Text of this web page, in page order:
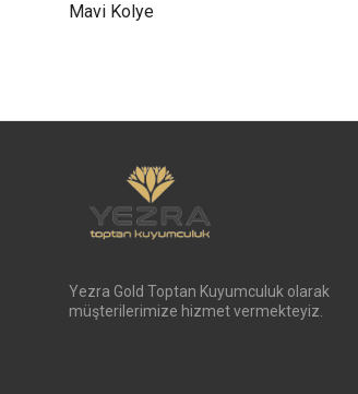
Mavi Kolye
Yezra Gold Toptan Kuyumculuk olarak
müşterilerimize hizmet vermekteyiz.